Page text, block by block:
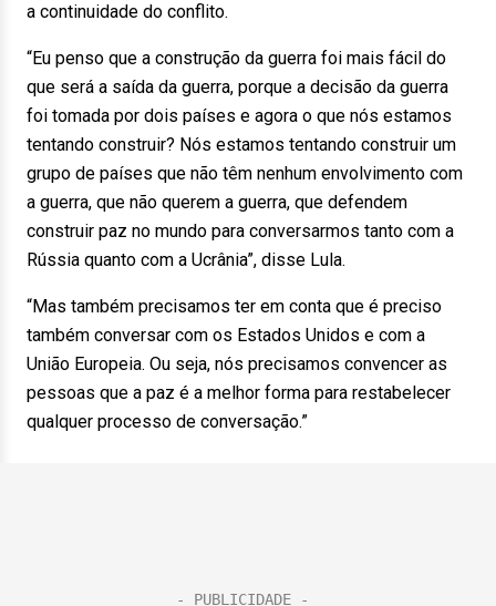
a continuidade do conflito.
“Eu penso que a construção da guerra foi mais fácil do
que será a saída da guerra, porque a decisão da guerra
foi tomada por dois países e agora o que nós estamos
tentando construir? Nós estamos tentando construir um
grupo de países que não têm nenhum envolvimento com
a guerra, que não querem a guerra, que defendem
construir paz no mundo para conversarmos tanto com a
Rússia quanto com a Ucrânia”, disse Lula.
“Mas também precisamos ter em conta que é preciso
também conversar com os Estados Unidos e com a
União Europeia. Ou seja, nós precisamos convencer as
pessoas que a paz é a melhor forma para restabelecer
qualquer processo de conversação.”